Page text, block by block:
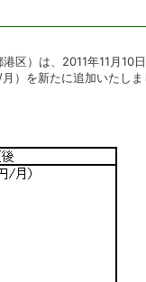
区）は、2011年11月10
）を新たに追加いたし